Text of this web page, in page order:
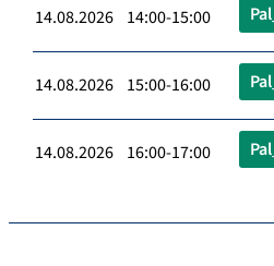
14.08.2026 14:00-15:00
14.08.2026 15:00-16:00
14.08.2026 16:00-17:00